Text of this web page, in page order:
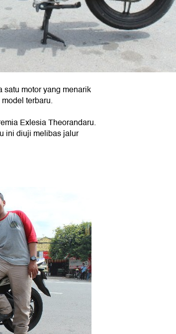
satu motor yang menarik
terbaru.
Exlesia Theorandaru.
ini diuji melibas jalur